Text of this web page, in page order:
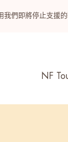
們即將停止支援
NF